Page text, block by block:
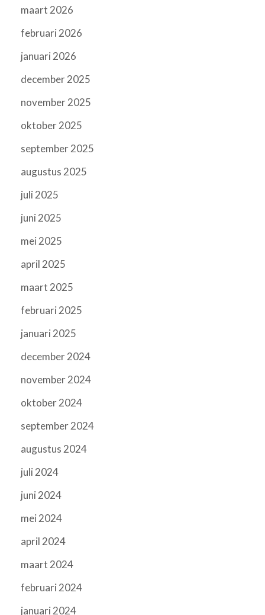
maart 2026
februari 2026
januari 2026
december 2025
november 2025
oktober 2025
september 2025
augustus 2025
juli 2025
juni 2025
mei 2025
april 2025
maart 2025
februari 2025
januari 2025
december 2024
november 2024
oktober 2024
september 2024
augustus 2024
juli 2024
juni 2024
mei 2024
april 2024
maart 2024
februari 2024
januari 2024